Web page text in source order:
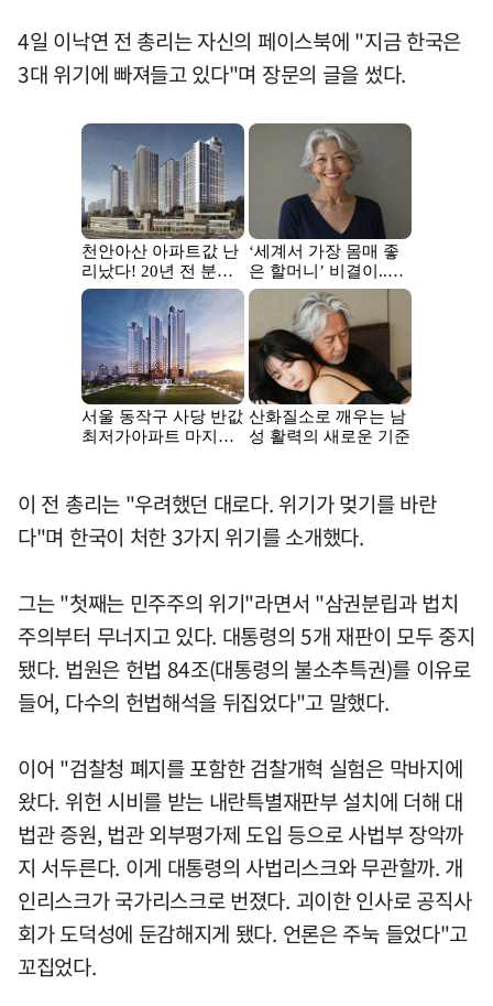
4일 이낙연 전 총리는 자신의 페이스북에 "지금 한국은
3대 위기에 빠져들고 있다"며 장문의 글을 썼다.
이 전 총리는 "우려했던 대로다. 위기가 멎기를 바란
다"며 한국이 처한 3가지 위기를 소개했다.
그는 "첫째는 민주주의 위기"라면서 "삼권분립과 법치
주의부터 무너지고 있다. 대통령의 5개 재판이 모두 중지
됐다. 법원은 헌법 84조(대통령의 불소추특권)를 이유로
들어, 다수의 헌법해석을 뒤집었다"고 말했다.
이어 "검찰청 폐지를 포함한 검찰개혁 실험은 막바지에
왔다. 위헌 시비를 받는 내란특별재판부 설치에 더해 대
법관 증원, 법관 외부평가제 도입 등으로 사법부 장악까
지 서두른다. 이게 대통령의 사법리스크와 무관할까. 개
인리스크가 국가리스크로 번졌다. 괴이한 인사로 공직사
회가 도덕성에 둔감해지게 됐다. 언론은 주눅 들었다"고
꼬집었다.